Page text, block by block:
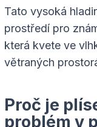
Tato vysoká
prostředí pro
která kvete ve
větraných
Proč je
problém v